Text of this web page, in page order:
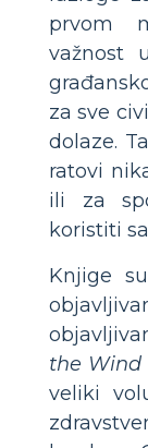
prvom
važnost
za sve
dolaze.
ratovi
ili za
koristiti
Knjige
the Wind
veliki